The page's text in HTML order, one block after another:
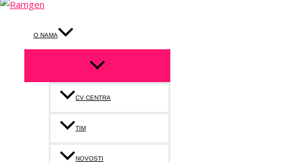
O NAMA
CV CENTRA
TIM
NOVOSTI